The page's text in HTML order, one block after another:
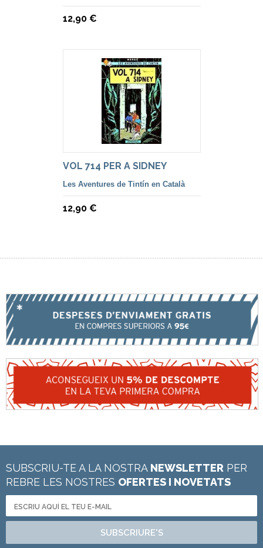
12,90 €
VOL 714 PER A SIDNEY
Les Aventures de Tintín en Català
12,90 €
SUBSCRIU-TE A LA NOSTRA NEWSLETTER PER
REBRE LES NOSTRES OFERTES I NOVETATS
SUBSCRIURE'S